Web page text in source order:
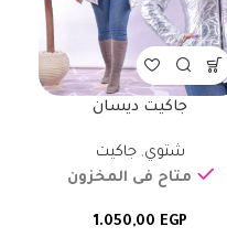
جاكيت ديسان
شتوي,جاكيت
متاح فى المخزون
1.050,00 EGP